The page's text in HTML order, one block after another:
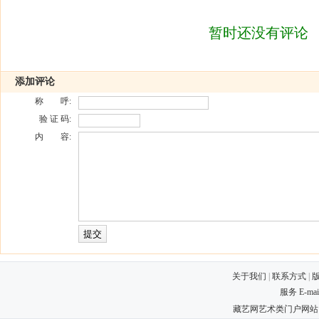
暂时还没有评论
添加评论
称 呼:
验 证 码:
内 容:
关于我们 联系方式
服务 E-
藏艺网艺术类门户网